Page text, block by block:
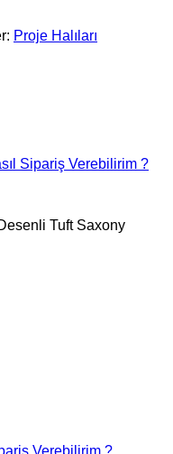
Proje Halıları
Sipariş Verebilirim ?
Tuft Saxony